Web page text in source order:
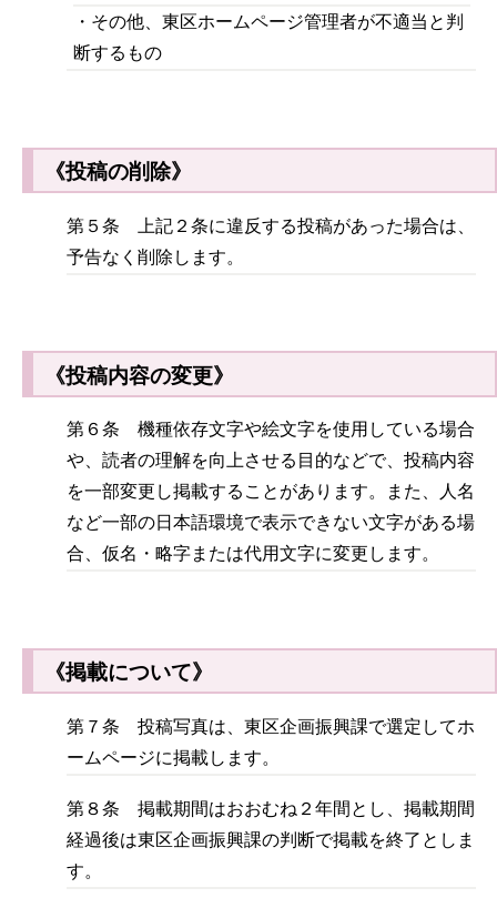
・その他、東区ホームページ管理者が不適当と判
断するもの
《投稿の削除》
第５条 上記２条に違反する投稿があった場合は、
予告なく削除します。
《投稿内容の変更》
第６条 機種依存文字や絵文字を使用している場合
や、読者の理解を向上させる目的などで、投稿内容
を一部変更し掲載することがあります。また、人名
など一部の日本語環境で表示できない文字がある場
合、仮名・略字または代用文字に変更します。
《掲載について》
第７条 投稿写真は、東区企画振興課で選定してホ
ームページに掲載します。
第８条 掲載期間はおおむね２年間とし、掲載期間
経過後は東区企画振興課の判断で掲載を終了としま
す。